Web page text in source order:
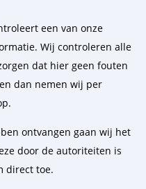
een van onze
Wij controleren alle
dat hier geen fouten
dan nemen wij per
ontvangen gaan wij het
door de autoriteiten is
direct toe.